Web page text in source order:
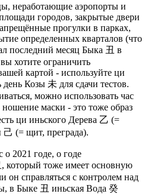
неработающие аэропорты и
городов, закрытые двери
прогулки в парках,
определенных кварталов (что
последний месяц Быка 丑 в
хотите ограничить
картой - используйте ци
Козы 未 для сдачи тестов.
можно использовать час
маски - это тоже образ
ци иньского Дерева 乙 (=
己 (= щит, преграда).
о 2021 годе, о годе
который тоже имеет основную
он справляться с контролем над
в Быке 丑 иньская Вода 癸